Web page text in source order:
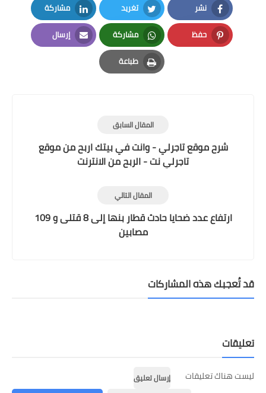
نشر
Facebook
تغريد
Twitter
مشاركة
LinkedIn
حفظ
Pinterest
مشاركة
Whatsapp
إرسال
Email
طباعة
Print
المقال السابق
شرح موقع تاجرلي - وانت في بيتك اربح من موقع
تاجرلي نت - الربح من الانترنت
المقال التالي
ارتفاع عدد ضحايا حادث قطار بنها إلى 8 قتلى و 109
مصابين
قد تُعجبك هذه المشاركات
تعليقات
ليست هناك تعليقات
إرسال تعليق